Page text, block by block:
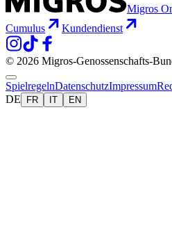
Migros
Cumulus
Kundendienst
© 2026 Migros-Genossenschafts-
SpielregelnDatenschutzImpressum
DE
FR IT EN